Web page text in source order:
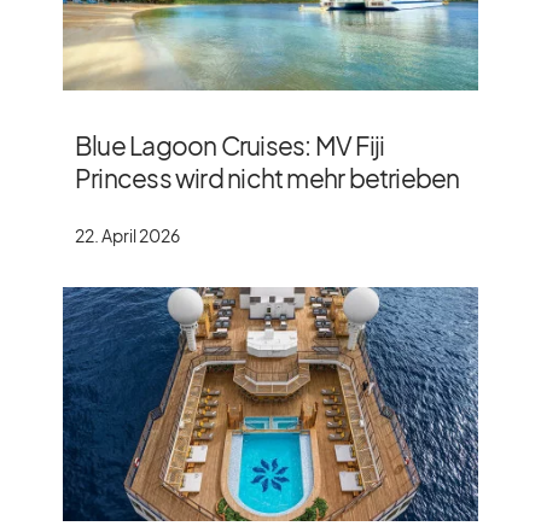
Blue Lagoon Cruises: MV Fiji
Princess wird nicht mehr betrieben
22. April 2026